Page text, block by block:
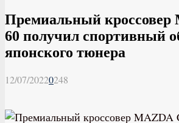
Премиальный кроссовер
60 получил спортивный
японского тюнера
12/07/20220248